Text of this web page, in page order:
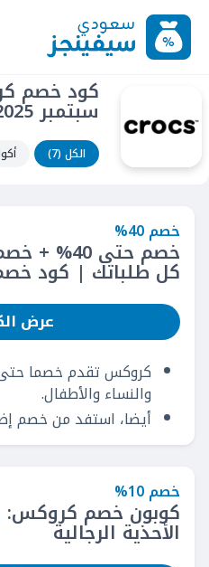
كود خصم
سبتمبر 2025
الكل (7)
خصم 40%
كل طلباتك | كود
عرض
والنساء والأطفال.
أيضا، استفد من خصم إضافي 10% مع
خصم 10%
الأحذية الرجالية